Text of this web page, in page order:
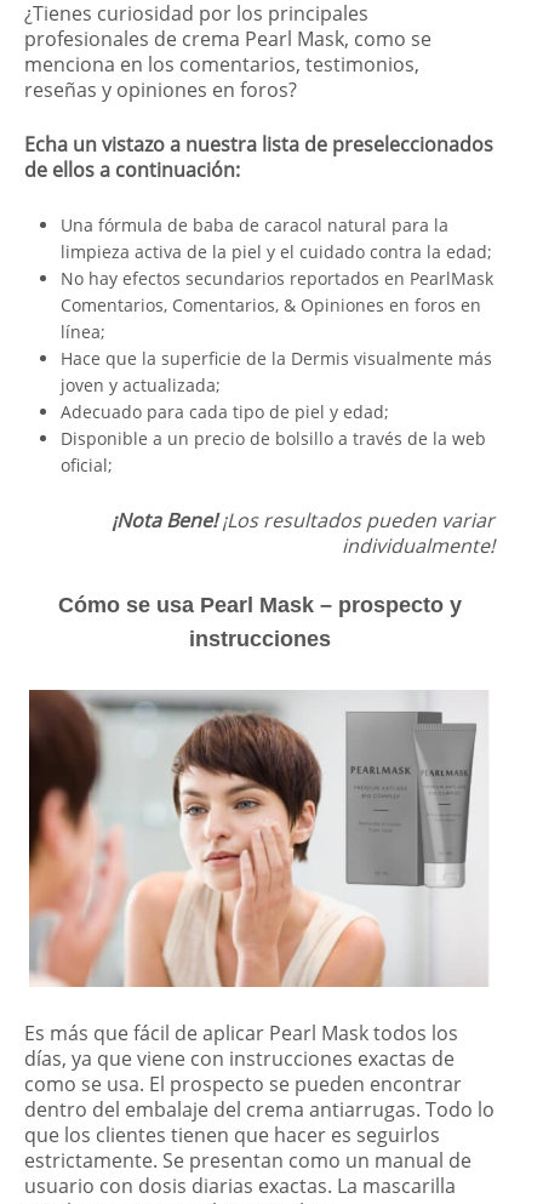
¿Tienes curiosidad por los principales
profesionales de crema Pearl Mask, como se
menciona en los comentarios, testimonios,
reseñas y opiniones en foros?
Echa un vistazo a nuestra lista de preseleccionados
de ellos a continuación:
Una fórmula de baba de caracol natural para la
limpieza activa de la piel y el cuidado contra la edad;
No hay efectos secundarios reportados en PearlMask
Comentarios, Comentarios, & Opiniones en foros en
línea;
Hace que la superficie de la Dermis visualmente más
joven y actualizada;
Adecuado para cada tipo de piel y edad;
Disponible a un precio de bolsillo a través de la web
oficial;
¡Nota Bene!¡Los resultados pueden variar
individualmente!
Cómo se usa Pearl Mask – prospecto y
instrucciones
Es más que fácil de aplicar Pearl Mask todos los
días, ya que viene con instrucciones exactas de
como se usa. El prospecto se pueden encontrar
dentro del embalaje del crema antiarrugas. Todo lo
que los clientes tienen que hacer es seguirlos
estrictamente. Se presentan como un manual de
usuario con dosis diarias exactas. La mascarilla